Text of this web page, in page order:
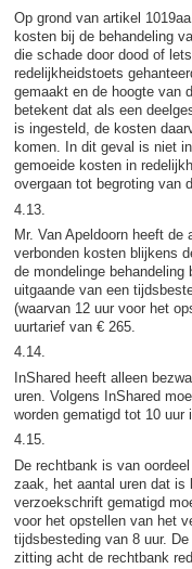
Op grond van artikel
kosten bij de behandeling
die schade door dood of
redelijkheidstoets
gemaakt en de hoogte van
betekent dat als een
is ingesteld, de kosten
komen. In dit geval is niet
gemoeide kosten in
overgaan tot begroting van
4.13.
Mr. Van Apeldoorn heeft
verbonden kosten blijkens
de mondelinge
uitgaande van een
(waarvan 12 uur voor het
uurtarief van € 265.
4.14.
InShared heeft alleen
uren. Volgens InShared
worden gematigd tot 10 uur
4.15.
De rechtbank is van
zaak, het aantal uren dat is
verzoekschrift gematigd
voor het opstellen van het
tijdsbesteding van 8 uur.
zitting acht de rechtbank